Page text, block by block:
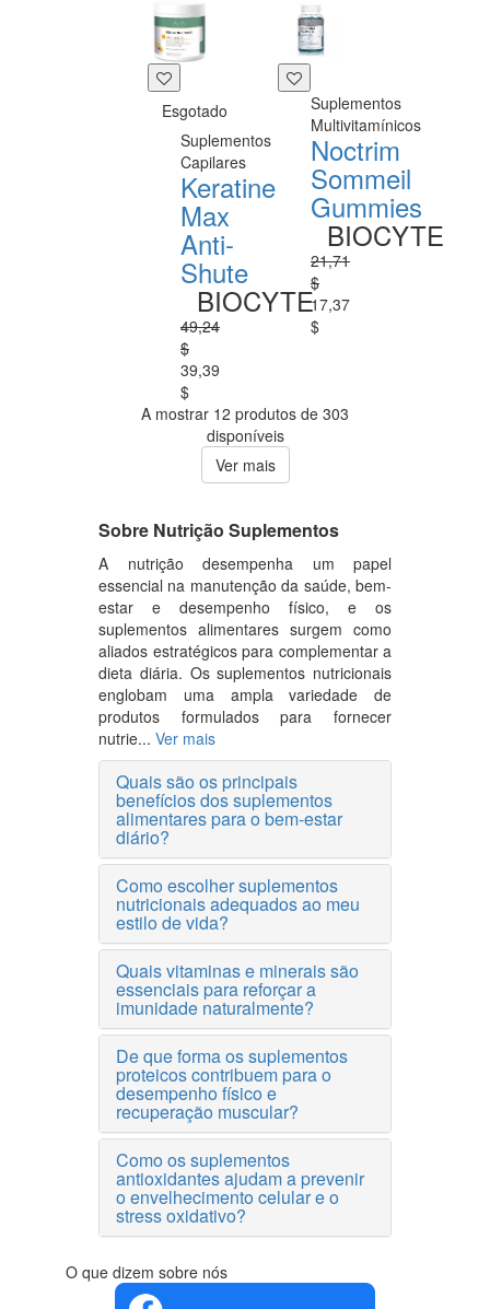
Esgotado
Suplementos
Capilares
Keratine
Max
Anti-
Shute
BIOCYTE
49,24
$
39,39
$
Suplementos
Multivitamínicos
Noctrim
Sommeil
Gummies
BIOCYTE
21,71
$
17,37
$
A mostrar 12 produtos de 303
disponíveis
Ver mais
Sobre Nutrição Suplementos
A nutrição desempenha um papel
essencial na manutenção da saúde, bem-
estar e desempenho físico, e os
suplementos alimentares surgem como
aliados estratégicos para complementar a
dieta diária. Os suplementos nutricionais
englobam uma ampla variedade de
produtos formulados para fornecer
nutrie... Ver mais
Quais são os principais
benefícios dos suplementos
alimentares para o bem-estar
diário?
Como escolher suplementos
nutricionais adequados ao meu
estilo de vida?
Quais vitaminas e minerais são
essenciais para reforçar a
imunidade naturalmente?
De que forma os suplementos
proteicos contribuem para o
desempenho físico e
recuperação muscular?
Como os suplementos
antioxidantes ajudam a prevenir
o envelhecimento celular e o
stress oxidativo?
O que dizem sobre nós